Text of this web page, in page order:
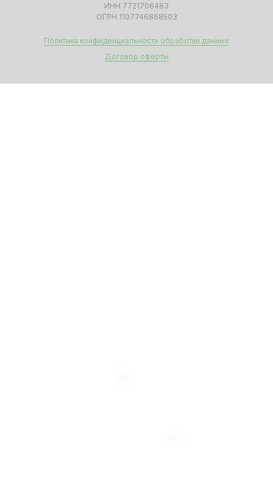
Политика конфиденциальности обработки данных
ИНН 7721706483
ОГРН 1107746868503
Договор оферты